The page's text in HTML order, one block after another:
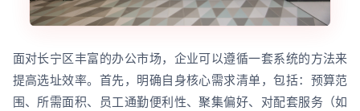
面对长宁区丰富的办公市场，企业可以遵循一套系统的方法来
提高选址效率。首先，明确自身核心需求清单，包括：预算范
围、所需面积、员工通勤便利性、聚集偏好、对配套服务（如